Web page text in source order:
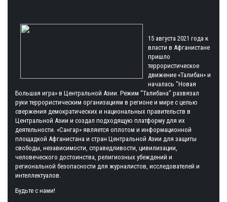
15 августа 2021 года к
власти в Афганистане
пришло
террористическое
движение «Талибан» и
началась "Новая
Большая игра» в Центральной Азии. Режим “Талибана” развязал
руки террористическим организациям в регионе и мире с целью
свержения демократических и национальных правительств в
Центральной Азии и создал подходящую платформу для их
деятельности. «Сангар» является оплотом и информационной
площадкой Афганистана и стран Центральной Азии для защиты
свободы, независимости, справедливости, цивилизации,
человеческого достоинства, религиозных убеждений и
региональной безопасности для журналистов, исследователей и
интеллектуалов.
Будьте с нами!